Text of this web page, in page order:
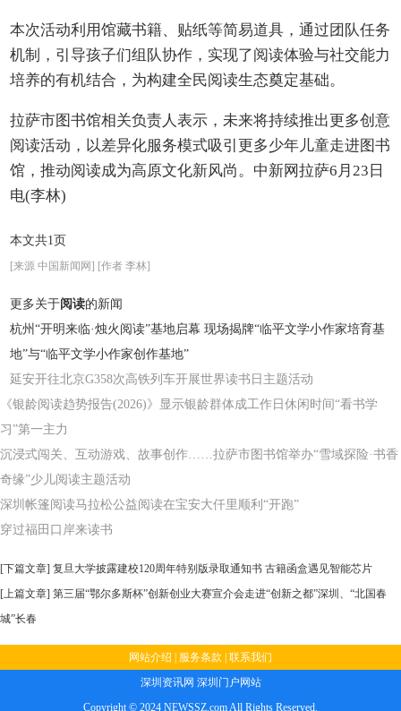
本次活动利用馆藏书籍、贴纸等简易道具，通过团队任务
机制，引导孩子们组队协作，实现了阅读体验与社交能力
培养的有机结合，为构建全民阅读生态奠定基础。
拉萨市图书馆相关负责人表示，未来将持续推出更多创意
阅读活动，以差异化服务模式吸引更多少年儿童走进图书
馆，推动阅读成为高原文化新风尚。 中新网拉萨6月23日
电(李林)
本文共1页
[来源 中国新闻网] [作者 李林]
更多关于阅读的新闻
杭州“开明来临·烛火阅读”基地启幕 现场揭牌“临平文学小作家培育基
地”与“临平文学小作家创作基地”
延安开往北京G358次高铁列车开展世界读书日主题活动
《银龄阅读趋势报告(2026)》显示银龄群体成工作日休闲时间“看书学
习”第一主力
沉浸式闯关、互动游戏、故事创作……拉萨市图书馆举办“雪域探险·书香
奇缘”少儿阅读主题活动
深圳帐篷阅读马拉松公益阅读在宝安大仟里顺利“开跑”
穿过福田口岸来读书
[下篇文章] 复旦大学披露建校120周年特别版录取通知书 古籍函盒遇见智能芯片
[上篇文章] 第三届“鄂尔多斯杯”创新创业大赛宣介会走进“创新之都”深圳、“北国春
城”长春
网站介绍 服务条款
联系我们
深圳资讯网 深圳门户网站
Copyright © 2024 NEWSSZ.com All Rights Reserved.